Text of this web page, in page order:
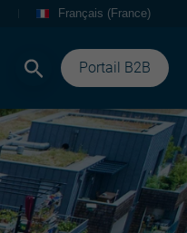
Portail B2B
Français (France)